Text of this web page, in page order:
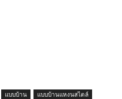
แบบบ้าน แบบบ้านแหงนสไตล์